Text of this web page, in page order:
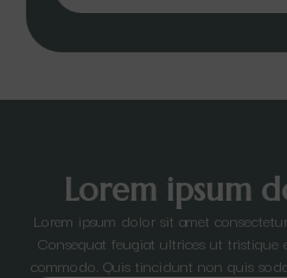
Lorem ipsum
Lorem ipsum dolor sit amet
Consequat feugiat ultrices ut
commodo. Quis tincidunt non quis